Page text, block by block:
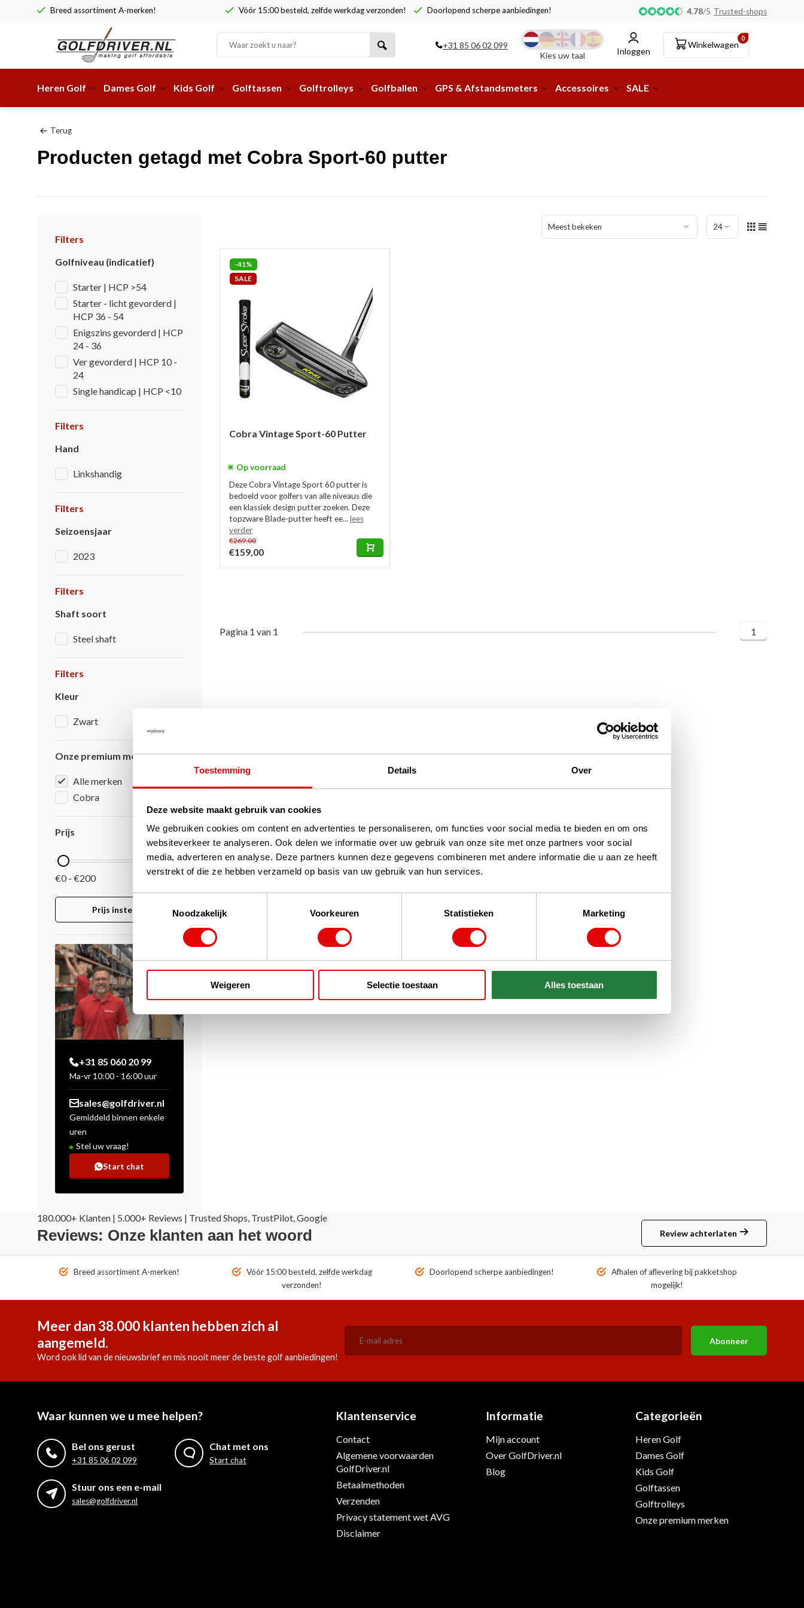
Toestemming Details Over
Deze website maakt gebruik van cookies
We gebruiken cookies om content en advertenties te personaliseren, om functies voor social media te bieden en om ons
websiteverkeer te analyseren. Ook delen we informatie over uw gebruik van onze site met onze partners voor social
media, adverteren en analyse. Deze partners kunnen deze gegevens combineren met andere informatie die u aan ze heeft
verstrekt of die ze hebben verzameld op basis van uw gebruik van hun services.
Toestemmingsselectie
Noodzakelijk
Voorkeuren Statistieken Marketing
Weigeren Selectie toestaan Alles toestaan
Breed assortiment A-merken! Vóór 15:00 besteld, zelfde werkdag verzonden! Doorlopend scherpe aanbiedingen! Afhalen of aflevering bij pakketshop mogelijk!
4.78/5 Trusted-shops
+31 85 06 02 099
Kies uw taal
Inloggen
0
Winkelwagen
Heren Golf Dames Golf Kids Golf Golftassen Golftrolleys Golfballen GPS & Afstandsmeters Accessoires SALE
Terug
Producten getagd met Cobra Sport-60 putter
Filters
Golfniveau (indicatief)
Starter | HCP >54
Starter - licht gevorderd |
HCP 36 - 54
Enigszins gevorderd | HCP
24 - 36
Ver gevorderd | HCP 10 -
24
Single handicap | HCP <10
Filters
Hand
Linkshandig
Filters
Seizoensjaar
2023
Filters
Shaft soort
Steel shaft
Filters
Kleur
Zwart
Onze premium merken
Alle merken
Cobra
Prijs
€0 - €200
Prijs instellen
+31 85 060 20 99
Ma-vr 10:00 - 16:00 uur
sales@golfdriver.nl
Gemiddeld binnen enkele
uren
Stel uw vraag!
Start chat
-41%
SALE
Cobra Vintage Sport-60 Putter
Op voorraad
Deze Cobra Vintage Sport 60 putter is
bedoeld voor golfers van alle niveaus die
een klassiek design putter zoeken. Deze
topzware Blade-putter heeft ee... lees
verder
€269,00
€159,00
Pagina 1 van 1 1
180.000+ Klanten | 5.000+ Reviews | Trusted Shops, TrustPilot, Google
Reviews: Onze klanten aan het woord Review achterlaten
Breed assortiment A-merken!
Vóór 15:00 besteld, zelfde werkdag
verzonden!
Doorlopend scherpe aanbiedingen!
Afhalen of aflevering bij pakketshop
mogelijk!
Meer dan 38.000 klanten hebben zich al
aangemeld.
Word ook lid van de nieuwsbrief en mis nooit meer de beste golf aanbiedingen!
Abonneer
Waar kunnen we u mee helpen?
Bel ons gerust
+31 85 06 02 099
Chat met ons
Start chat
Stuur ons een e-mail
sales@golfdriver.nl
Klantenservice
Contact
Algemene voorwaarden
GolfDriver.nl
Betaalmethoden
Verzenden
Privacy statement wet AVG
Disclaimer
Informatie
Mijn account
Over GolfDriver.nl
Blog
Categorieën
Heren Golf
Dames Golf
Kids Golf
Golftassen
Golftrolleys
Onze premium merken